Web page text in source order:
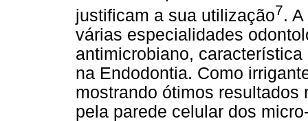
justificam a sua utilização7.
várias especialidades
antimicrobiano,
na Endodontia. Como
mostrando ótimos
pela parede celular dos